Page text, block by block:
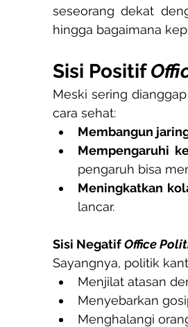
seseorang dekat
hingga bagaimana
Sisi Positif
Meski sering
cara sehat:
Membangun
Mempengaruhi
pengaruh bisa
Meningkatkan
lancar.
Sisi Negatif Office
Sayangnya, politik
Menjilat atasan
Menyebarkan
Menghalangi